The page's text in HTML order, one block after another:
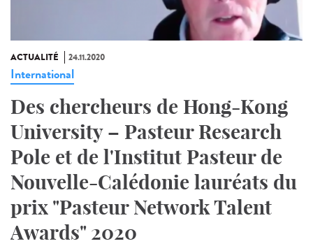
ACTUALITÉ 24.11.2020
International
Des chercheurs de Hong-Kong
University – Pasteur Research
Pole et de l'Institut Pasteur de
Nouvelle-Calédonie lauréats du
prix "Pasteur Network Talent
Awards" 2020